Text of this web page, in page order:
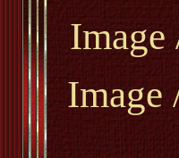
Image